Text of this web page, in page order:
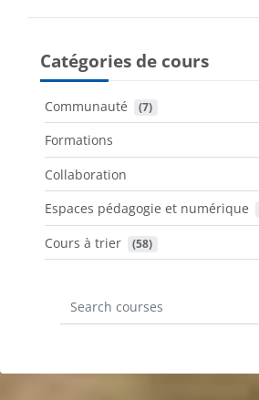
Catégories de cours
Communauté (7)
Formations
Collaboration
Espaces pédagogie et numérique
Cours à trier (58)
Search courses